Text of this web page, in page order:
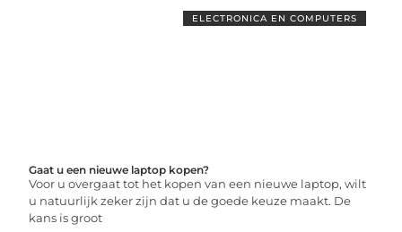
ELECTRONICA EN COMPUTERS
Gaat u een nieuwe laptop kopen?
Voor u overgaat tot het kopen van een nieuwe laptop, wilt
u natuurlijk zeker zijn dat u de goede keuze maakt. De
kans is groot